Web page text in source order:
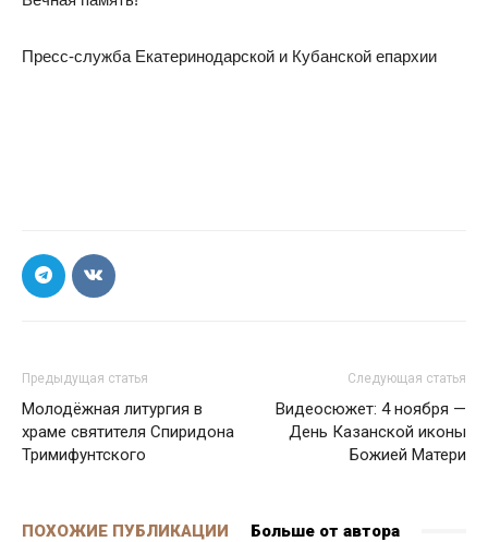
Пресс-служба Екатеринодарской и Кубанской епархии
Предыдущая статья
Молодёжная литургия в
храме святителя Спиридона
Тримифунтского
Следующая статья
Видеосюжет: 4 ноября —
День Казанской иконы
Божией Матери
ПОХОЖИЕ ПУБЛИКАЦИИ Больше от автора